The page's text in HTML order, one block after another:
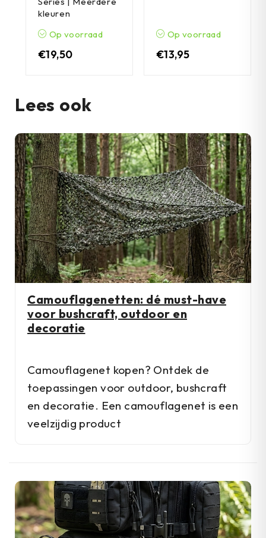
kleuren
Op voorraad
€19,50
Op voorraad
€13,95
Lees ook
Camouflagenetten: dé must-have
voor bushcraft, outdoor en
decoratie
Camouflagenet kopen? Ontdek de
toepassingen voor outdoor, bushcraft
en decoratie. Een camouflagenet is een
veelzijdig product